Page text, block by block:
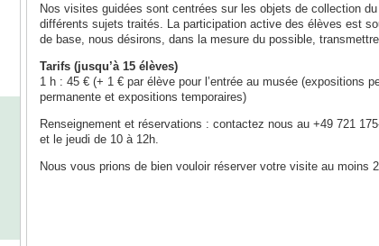
Nos visites guidées sont centrées sur les objets de collection
différents sujets traités. La participation active des élèves est
de base, nous désirons, dans la mesure du possible,
Tarifs (jusqu’à 15 élèves)
1 h : 45 € (+ 1 € par élève pour l’entrée au musée (expositions
permanente et expositions temporaires)
Renseignement et réservations : contactez nous au +49 721
et le jeudi de 10 à 12h.
Nous vous prions de bien vouloir réserver votre visite au moins